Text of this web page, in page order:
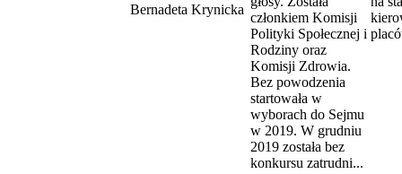
Bernadeta Krynicka
członkiem Komisji
Polityki Społecznej i
Rodziny oraz
Komisji Zdrowia.
Bez powodzenia
startowała w
wyborach do Sejmu
w 2019. W grudniu
2019 została bez
konkursu zatrudni...